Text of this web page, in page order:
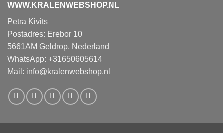
WWW.KRALENWEBSHOP.NL
Petra Kivits
Postadres: Erebor 10
5661AM Geldrop, Nederland
WhatsApp: +31650605614
Mail: info@kralenwebshop.nl